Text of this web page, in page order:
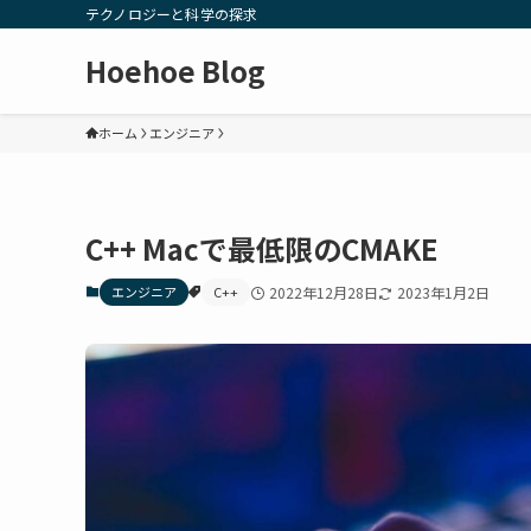
テクノロジーと科学の探求
Hoehoe Blog
ホーム エンジニア
C++ Macで最低限のCMAKE
エンジニア C++ 2022年12月28日 2023年1月2日